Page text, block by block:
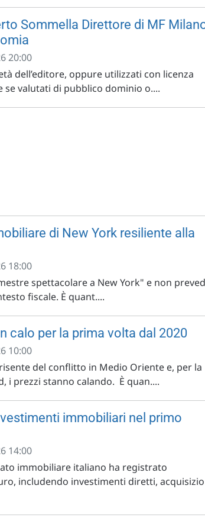
Sommella Direttore di MF
20:00
dell’editore, oppure utilizzati con licenza
valutati di pubblico dominio o....
di New York resiliente alla
18:00
spettacolare a New York" e non
fiscale. È quant....
calo per la prima volta dal 2020
10:00
del conflitto in Medio Oriente e, per la
i prezzi stanno calando. È quan....
immobiliari nel primo
14:00
immobiliare italiano ha registrato
includendo investimenti diretti,